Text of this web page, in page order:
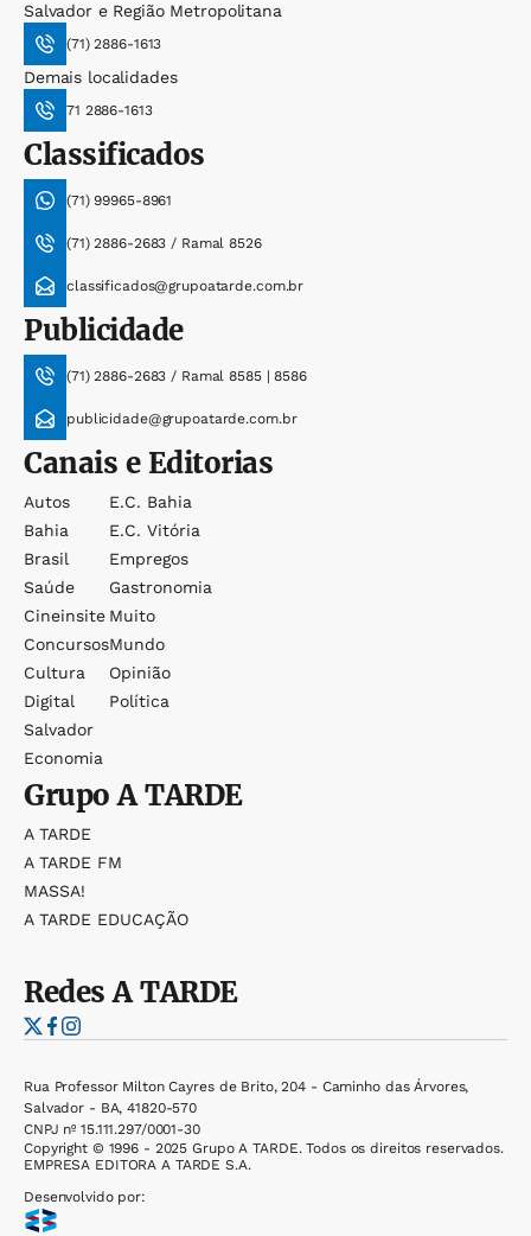
Salvador e Região Metropolitana
(71) 2886-1613
Demais localidades
71 2886-1613
Classificados
(71) 99965-8961
(71) 2886-2683 / Ramal 8526
classificados@grupoatarde.com.br
Publicidade
(71) 2886-2683 / Ramal 8585 | 8586
publicidade@grupoatarde.com.br
Canais e Editorias
Autos
Bahia
Brasil
Saúde
Cineinsite
Concursos
Cultura
Digital
Salvador
Economia
E.c. Bahia
E.c. Vitória
Empregos
Gastronomia
Muito
Mundo
Opinião
Política
GrupoA TARDE
A TARDE
A TARDE FM
MASSA!
A TARDE EDUCAÇÃO
RedesA TARDE
Rua Professor Milton Cayres de Brito, 204 - Caminho das Árvores,
Salvador - BA, 41820-570
CNPJ nº 15.111.297/0001-30
Copyright © 1996 - 2025 Grupo A TARDE. Todos os direitos reservados.
EMPRESA EDITORA A TARDE S.A.
Desenvolvido por: